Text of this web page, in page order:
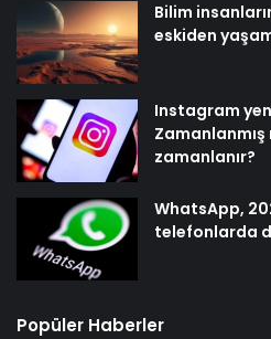
Bilim
eskiden
Instagram
zamanlanır?
WhatsApp,
telefonlarda
Popüler Haberler